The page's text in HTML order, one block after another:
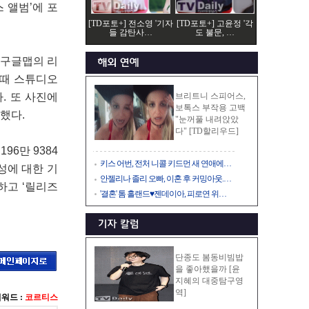
앨범’에 포
글맵의 리
스튜디오
또 사진에
다.
만 9384
에 대한 기
고 ‘릴리즈
드 : 코르티스
[TD포토+] 전소영 '기자
들 감탄사…
[TD포토+] 고윤정 '각
도 불문, …
브리트니 스피어스,
보톡스 부작용 고백
"눈꺼풀 내려앉았
다" [TD할리우드]
키스 어번, 전처 니콜 키드먼 새 연애에…
안젤리나 졸리 오빠, 이혼 후 커밍아웃.…
'결혼' 톰 홀랜드♥젠데이아, 피로연 위…
단종도 봄동비빔밥
을 좋아했을까 [윤
지혜의 대중탐구영
역]